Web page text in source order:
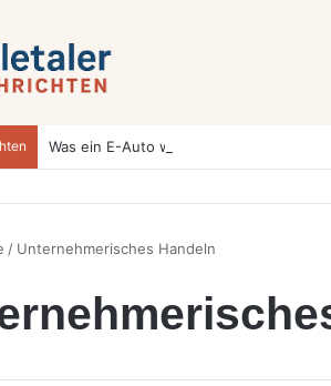
/ Unternehmerisches Handeln